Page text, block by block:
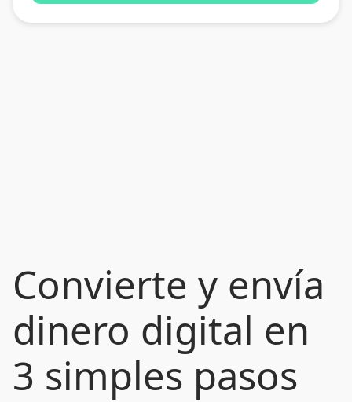
Convierte y envía
dinero digital en
3 simples pasos